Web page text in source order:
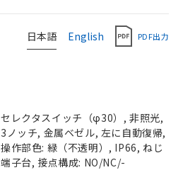
日本語 English PDF出力
セレクタスイッチ（φ30）, 非照光,
3ノッチ, 金属ベゼル, 左に自動復帰,
操作部色: 緑（不透明）, IP66, ねじ
端子台, 接点構成: NO/NC/-